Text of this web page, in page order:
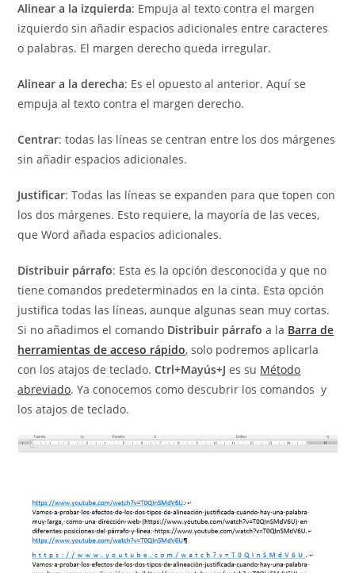
Alinear a la izquierda: Empuja al texto contra el margen
izquierdo sin añadir espacios adicionales entre caracteres
o palabras. El margen derecho queda irregular.
Alinear a la derecha: Es el opuesto al anterior. Aquí se
empuja al texto contra el margen derecho.
Centrar: todas las líneas se centran entre los dos márgenes
sin añadir espacios adicionales.
Justificar: Todas las líneas se expanden para que topen con
los dos márgenes. Esto requiere, la mayoría de las veces,
que Word añada espacios adicionales.
Distribuir párrafo: Esta es la opción desconocida y que no
tiene comandos predeterminados en la cinta. Esta opción
justifica todas las líneas, aunque algunas sean muy cortas.
Si no añadimos el comando Distribuir párrafo a la Barra de
herramientas de acceso rápido, solo podremos aplicarla
con los atajos de teclado.Ctrl+Mayús+J es su Método
abreviado. Ya conocemos como descubrir los comandos y
los atajos de teclado.